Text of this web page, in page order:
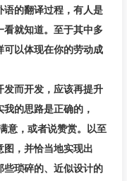
语的翻译过程，有人是
就知道。至于其中多
以体现在你的劳动成
而开发，应该再提升
的思路是正确的，
意，或者说赞赏。以至
，并恰当地实现出
琐碎的、近似设计的